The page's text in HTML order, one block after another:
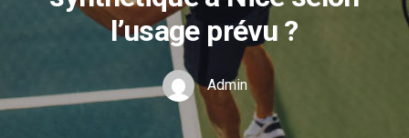
l’usage prévu ?
Admin